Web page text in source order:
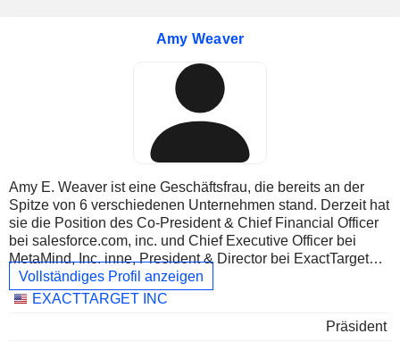
Amy Weaver
Amy E. Weaver ist eine Geschäftsfrau, die bereits an der
Spitze von 6 verschiedenen Unternehmen stand. Derzeit hat
sie die Position des Co-President & Chief Financial Officer
bei salesforce.com, inc. und Chief Executive Officer bei
MetaMind, Inc. inne, President & Director bei ExactTarget
LLC, President, Secretary & Director bei Demandware LLC,
President, Secretary & Director bei DimDim, Inc. und
Tochtergesellschaften von salesforce.com, Inc. sind).
Vollständiges Profil anzeigen
Größte
EXACTTARGET INC
Präsident